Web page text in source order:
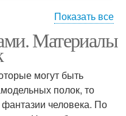
Полки для книг
Показать все
Материалы
могут быть
полок, то
фантазии человека. По